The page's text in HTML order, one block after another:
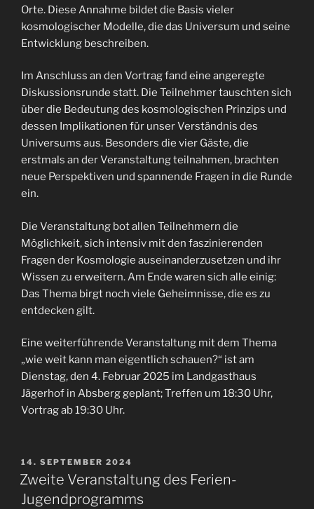
Orte. Diese Annahme bildet die Basis vieler
kosmologischer Modelle, die das Universum und seine
Entwicklung beschreiben.
Im Anschluss an den Vortrag fand eine angeregte
Diskussionsrunde statt. Die Teilnehmer tauschten sich
über die Bedeutung des kosmologischen Prinzips und
dessen Implikationen für unser Verständnis des
Universums aus. Besonders die vier Gäste, die
erstmals an der Veranstaltung teilnahmen, brachten
neue Perspektiven und spannende Fragen in die Runde
ein.
Die Veranstaltung bot allen Teilnehmern die
Möglichkeit, sich intensiv mit den faszinierenden
Fragen der Kosmologie auseinanderzusetzen und ihr
Wissen zu erweitern. Am Ende waren sich alle einig:
Das Thema birgt noch viele Geheimnisse, die es zu
entdecken gilt.
Eine weiterführende Veranstaltung mit dem Thema
„wie weit kann man eigentlich schauen?“ ist am
Dienstag, den 4. Februar 2025 im Landgasthaus
Jägerhof in Absberg geplant; Treffen um 18:30 Uhr,
Vortrag ab 19:30 Uhr.
VERÖFFENTLICHT
AM
14. SEPTEMBER 2024
Zweite Veranstaltung des Ferien-
Jugendprogramms